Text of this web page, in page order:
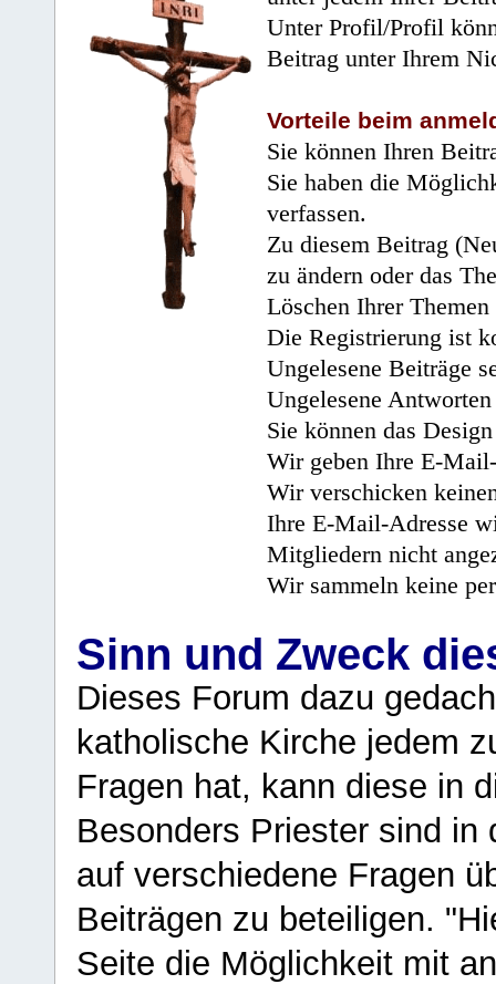
Unter Profil/Profil
Beitrag unter Ihrem
Vorteile beim
Sie können Ihren
Sie haben die
verfassen.
Zu diesem Beitrag
zu ändern oder das
Löschen Ihrer
Die Registrierung ist
Ungelesene Beiträge
Ungelesene
Sie können das
Wir geben Ihre E-
Wir verschicken
Ihre E-Mail-Adresse
Mitgliedern nicht
Wir sammeln keine
Sinn und Zweck
Dieses Forum dazu
katholische Kirche jedem
Fragen hat, kann diese in
Besonders Priester sind in
auf verschiedene Fragen
Beiträgen zu beteiligen.
Seite die Möglichkeit mit